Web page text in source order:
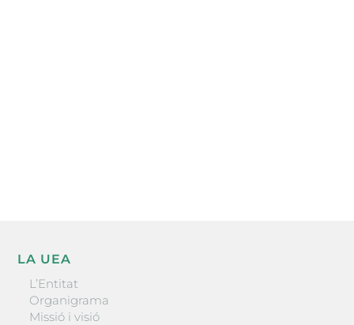
LA UEA
L’Entitat
Organigrama
Missió i visió